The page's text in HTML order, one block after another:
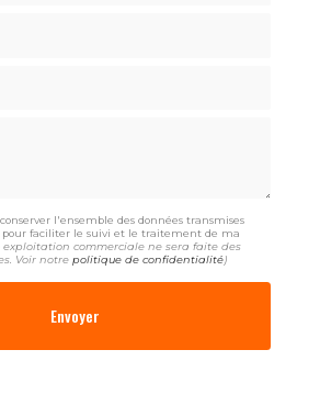
l'ensemble des données transmises
pour faciliter le suivi et le traitement de ma
exploitation commerciale ne sera faite des
Voir notrepolitique de confidentialité)